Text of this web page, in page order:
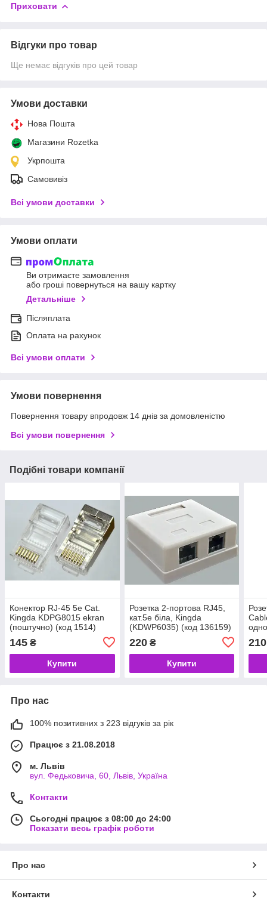
Приховати
Відгуки про товар
Ще немає відгуків про цей товар
Умови доставки
Нова Пошта
Магазини Rozetka
Укрпошта
Самовивіз
Всі умови доставки
Умови оплати
Ви отримаєте замовлення
або гроші повернуться на вашу картку
Детальніше
Післяплата
Оплата на рахунок
Всі умови оплати
Умови повернення
Повернення товару впродовж 14 днів за домовленістю
Всі умови повернення
Подібні товари компанії
Конектор RJ-45 5e Cat.
Kingda KDPG8015 ekran
(поштучно) (код 1514)
145 ₴
Купити
Розетка 2-портова RJ45,
кат.5е біла, Kingda
(KDWP6035) (код 136159)
220₴
Купити
210
Про нас
100% позитивних з 223 відгуків за рік
Працює з 21.08.2018
м. Львів
вул. Федьковича, 60, Львів, Україна
Контакти
Сьогодні працює з 08:00 до 24:00
Показати весь графік роботи
Про нас
Контакти